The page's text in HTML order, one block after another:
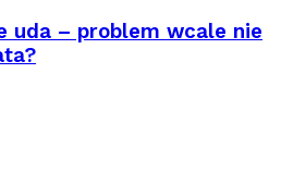
uda – problem wcale nie